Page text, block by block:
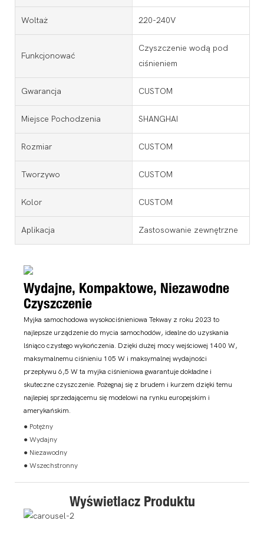
Woltaż 220-240V
Funkcjonować
Czyszczenie wodą pod
ciśnieniem
Gwarancja CUSTOM
Miejsce Pochodzenia SHANGHAI
Rozmiar CUSTOM
Tworzywo CUSTOM
Kolor CUSTOM
Aplikacja Zastosowanie zewnętrzne
Wydajne, Kompaktowe, Niezawodne
Czyszczenie
Myjka samochodowa wysokociśnieniowa Tekway z roku 2023 to
najlepsze urządzenie do mycia samochodów, idealne do uzyskania
lśniąco czystego wykończenia. Dzięki dużej mocy wejściowej 1400 W,
maksymalnemu ciśnieniu 105 W i maksymalnej wydajności
przepływu 6,5 W ta myjka ciśnieniowa gwarantuje dokładne i
skuteczne czyszczenie. Pożegnaj się z brudem i kurzem dzięki temu
najlepiej sprzedającemu się modelowi na rynku europejskim i
amerykańskim.
● Potężny
● Wydajny
● Niezawodny
● Wszechstronny
Wyświetlacz Produktu